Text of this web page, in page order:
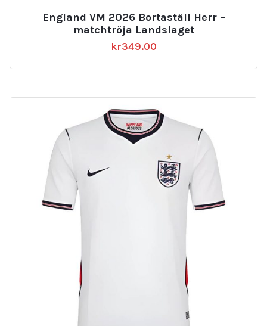
England VM 2026 Bortaställ Herr –
matchtröja Landslaget
kr349.00